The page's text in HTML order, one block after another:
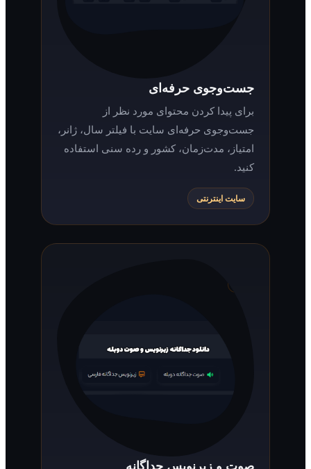
جست‌وجوی حرفه‌ای
برای پیدا کردن محتوای مورد نظر از
جست‌وجوی حرفه‌ای سایت با فیلتر سال، ژانر،
امتیاز، مدت‌زمان، کشور و رده سنی استفاده
سایت اینترنتی
صوت و زیرنویس جداگانه